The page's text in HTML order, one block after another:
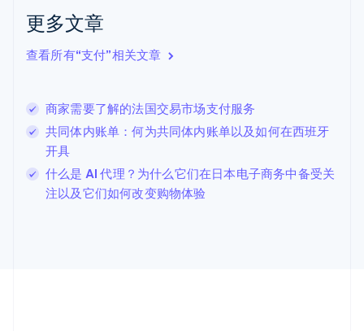
更多文章
查看所有“支付”相关文章
商家需要了解的法国交易市场支付服务
共同体内账单：何为共同体内账单以及如何在西班牙
开具
什么是 AI 代理？为什么它们在日本电子商务中备受关
注以及它们如何改变购物体验
克罗地亚
EnglishItaliano
拉脱维亚
English
列支敦士登
DeutschEnglish
卢森堡
Français
罗马尼亚
English